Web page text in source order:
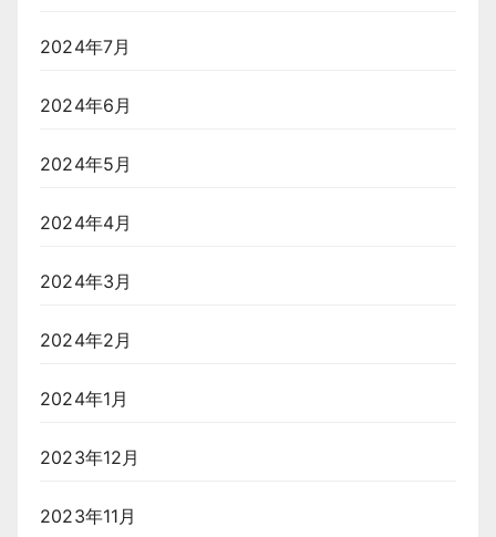
2024年7月
2024年6月
2024年5月
2024年4月
2024年3月
2024年2月
2024年1月
2023年12月
2023年11月